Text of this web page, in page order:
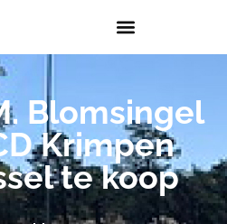
Blomsingel
Krimpen
te koop